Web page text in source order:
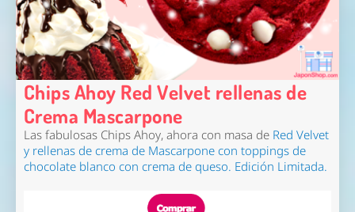
Chips Ahoy Red Velvet rellenas de
Crema Mascarpone
Las fabulosas Chips Ahoy, ahora con masa de Red Velvet
y rellenas de crema de Mascarponecon toppings de
chocolate blanco con crema de queso. Edición Limitada.